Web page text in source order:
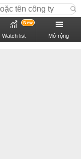
Watch list
New
Mở rộng